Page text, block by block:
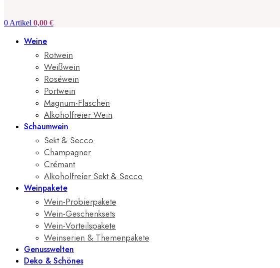
0 Artikel 0,00 €
Weine
Rotwein
Weißwein
Roséwein
Portwein
Magnum-Flaschen
Alkoholfreier Wein
Schaumwein
Sekt & Secco
Champagner
Crémant
Alkoholfreier Sekt & Secco
Weinpakete
Wein-Probierpakete
Wein-Geschenksets
Wein-Vorteilspakete
Weinserien & Themenpakete
Genusswelten
Deko & Schönes